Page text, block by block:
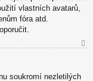
vlastních avatarů,
fóra atd.
or
soukromí nezletilých